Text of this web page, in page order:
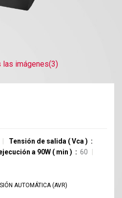
las imágenes(3)
Tensión de salida (Vca )
a 90W ( min )
60
AUTOMÁTICA (AVR)